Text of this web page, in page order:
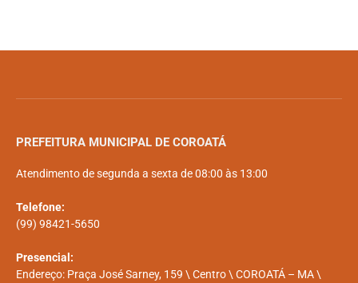
PREFEITURA MUNICIPAL DE COROATÁ
Atendimento de segunda a sexta de 08:00 às 13:00
Telefone:
(99) 98421-5650
Presencial:
Endereço: Praça José Sarney, 159 \ Centro \ COROATÁ – MA \